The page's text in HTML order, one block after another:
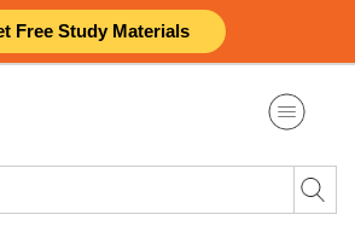
Free Study Materials